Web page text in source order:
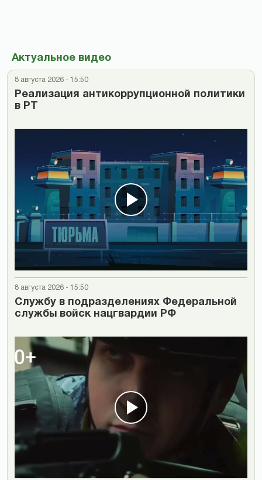
Актуальное видео
8 августа 2026 - 15:50
Реализация антикоррупционной политики
в РТ
8 августа 2026 - 15:50
Cлужбу в подразделениях Федеральной
службы войск нацгвардии РФ